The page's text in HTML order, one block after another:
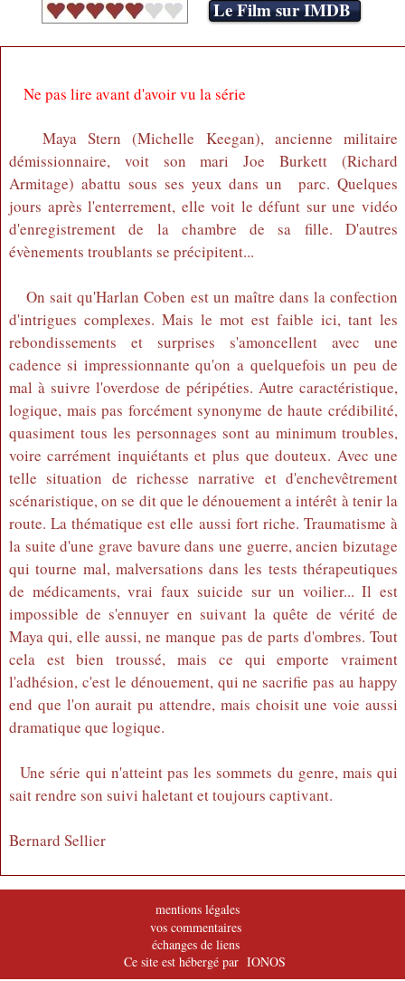
Le Film sur IMDB
Ne pas lire avant d'avoir vu la série
Maya Stern (Michelle Keegan), ancienne militaire
démissionnaire, voit son mari Joe Burkett (Richard
Armitage) abattu sous ses yeux dans un parc. Quelques
jours après l'enterrement, elle voit le défunt sur une vidéo
d'enregistrement de la chambre de sa fille. D'autres
évènements troublants se précipitent...
On sait qu'Harlan Coben est un maître dans la confection
d'intrigues complexes. Mais le mot est faible ici, tant les
rebondissements et surprises s'amoncellent avec une
cadence si impressionnante qu'on a quelquefois un peu de
mal à suivre l'overdose de péripéties. Autre caractéristique,
logique, mais pas forcément synonyme de haute crédibilité,
quasiment tous les personnages sont au minimum troubles,
voire carrément inquiétants et plus que douteux. Avec une
telle situation de richesse narrative et d'enchevêtrement
scénaristique, on se dit que le dénouement a intérêt à tenir la
route. La thématique est elle aussi fort riche. Traumatisme à
la suite d'une grave bavure dans une guerre, ancien bizutage
qui tourne mal, malversations dans les tests thérapeutiques
de médicaments, vrai faux suicide sur un voilier... Il est
impossible de s'ennuyer en suivant la quête de vérité de
Maya qui, elle aussi, ne manque pas de parts d'ombres. Tout
cela est bien troussé, mais ce qui emporte vraiment
l'adhésion, c'est le dénouement, qui ne sacrifie pas au happy
end que l'on aurait pu attendre, mais choisit une voie aussi
dramatique que logique.
Une série qui n'atteint pas les sommets du genre, mais qui
sait rendre son suivi haletant et toujours captivant.
Bernard Sellier
mentions légales
vos commentaires
échanges de liens
Ce site est hébergé par IONOS